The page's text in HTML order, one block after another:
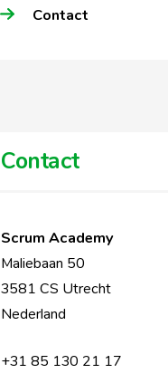
Contact
Contact
Scrum Academy
Maliebaan 50
3581 CS Utrecht
Nederland
+31 85 130 21 17